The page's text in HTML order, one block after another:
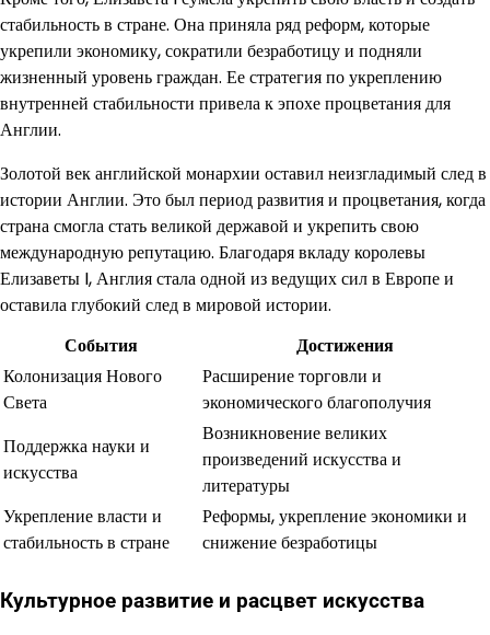
стабильность в стране. Она приняла ряд реформ, которые
укрепили экономику, сократили безработицу и подняли
жизненный уровень граждан. Ее стратегия по укреплению
внутренней стабильности привела к эпохе процветания для
Англии.
Золотой век английской монархии оставил неизгладимый след в
истории Англии. Это был период развития и процветания, когда
страна смогла стать великой державой и укрепить свою
международную репутацию. Благодаря вкладу королевы
Елизаветы I, Англия стала одной из ведущих сил в Европе и
оставила глубокий след в мировой истории.
События
Достижения
Колонизация Нового
Света
Расширение торговли и
экономического благополучия
Поддержка науки и
искусства
Возникновение великих
произведений искусства и
литературы
Укрепление власти и
стабильность в стране
Реформы, укрепление экономики и
снижение безработицы
Культурное развитие и расцвет искусства